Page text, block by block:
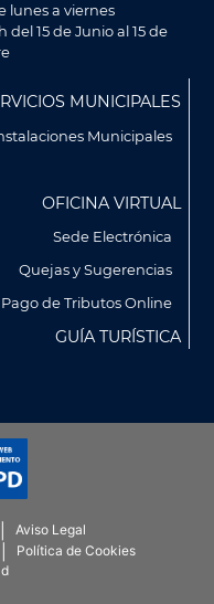
para analizar
relacionada con
elaborado a partir de tus
lunes a viernes
del 15 de Junio al 15 de
MUNICIPALES
Municipales
OFICINA VIRTUAL
Sede Electrónica
Quejas y Sugerencias
Pago de Tributos Online
GUÍA TURÍSTICA
Aviso Legal
Política de Cookies